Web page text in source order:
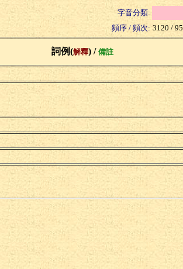
字音分類:
頻序 / 頻次: 3120 / 95
詞例(解釋) / 備註